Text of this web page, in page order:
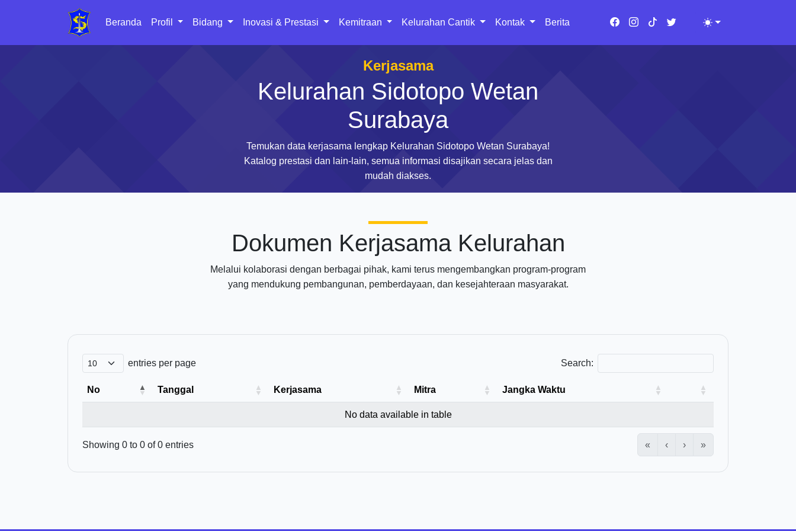
Beranda Profil Bidang Inovasi & Prestasi Kemitraan Kelurahan Cantik Kontak Berita
Toggle theme
Kerjasama
Kelurahan Sidotopo Wetan
Surabaya
Temukan data kerjasama lengkap Kelurahan Sidotopo Wetan Surabaya!
Katalog prestasi dan lain-lain, semua informasi disajikan secara jelas dan
mudah diakses.
Dokumen Kerjasama Kelurahan
Melalui kolaborasi dengan berbagai pihak, kami terus mengembangkan program-program
yang mendukung pembangunan, pemberdayaan, dan kesejahteraan masyarakat.
entries per page Search:
No Tanggal Kerjasama Mitra Jangka Waktu
No data available in table
Showing 0 to 0 of 0 entries « ‹ › »